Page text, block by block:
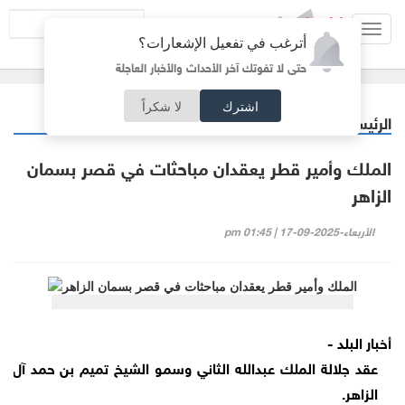
أترغب في تفعيل الإشعارات؟
حتى لا تفوتك آخر الأحداث والأخبار العاجلة
اشترك لا شكراً
الرئيسية
الملك وأمير قطر يعقدان مباحثات في قصر بسمان
الزاهر
الأربعاء-2025-09-17 | 01:45 pm
أخبار البلد -
عقد جلالة الملك عبدالله الثاني وسمو الشيخ تميم بن حمد
الزاهر.